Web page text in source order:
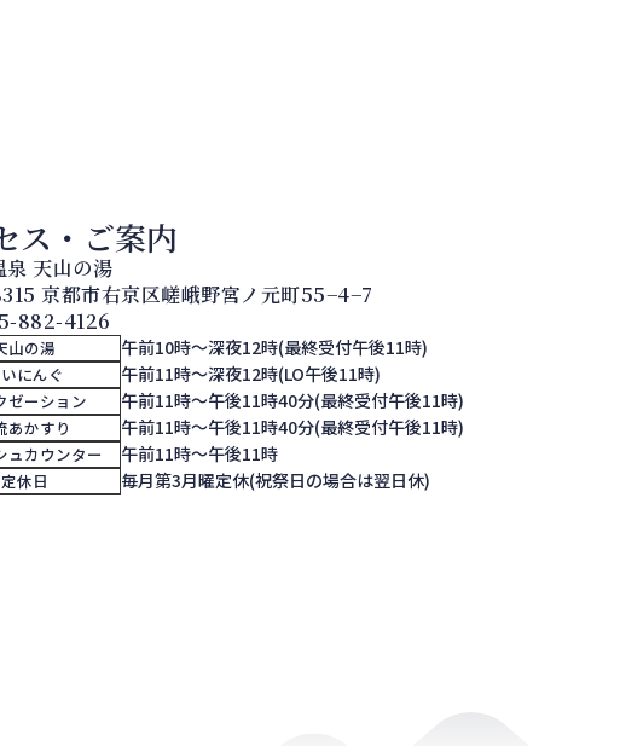
ス・ご案内
泉 天山の湯
京都市右京区嵯峨野宮ノ元町55−4−7
882-4126
山の湯 午前10時～深夜12時(最終受付午後11時)
にんぐ 午前11時～深夜12時(LO午後11時)
ゼーション 午前11時～午後11時40分(最終受付午後11時)
あかすり 午前11時～午後11時40分(最終受付午後11時)
ュカウンター 午前11時～午後11時
定休日 毎月第3月曜定休(祝祭日の場合は翌日休)